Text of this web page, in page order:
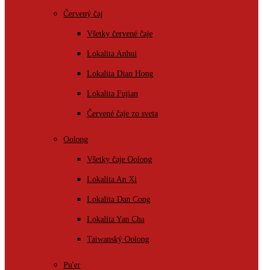
Červený čaj
Všetky červené čaje
Lokalita Anhui
Lokalita Dian Hong
Lokalita Fujian
Červené čaje zo sveta
Oolong
Všetky čaje Oolong
Lokalita An Xi
Lokalita Dan Cong
Lokalita Yan Cha
Taiwanský Oolong
Pu'er